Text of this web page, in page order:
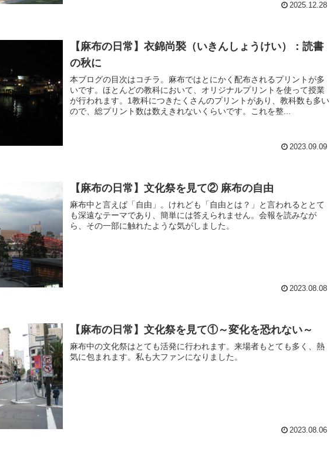
2025.12.28
【麻布の日常】衣錦尚褧（いきんしょうけい）：読書
の秋に
本ブログの目次はコチラ。麻布ではとにかく配布されるプリントが多
いです。ほとんどの教科において、オリジナルプリントを使って授業
が行われます。1教科につきたくさんのプリントがあり、教科数も多い
ので、総プリント数は数えきれないくらいです。これを整...
2023.09.09
【麻布の日常】文化祭を見て② 麻布の自由
麻布中と言えば「自由」。けれども「自由とは？」と言われるととて
も深遠なテーマであり、簡単には答えられません。会報を読みなが
ら、その一部に触れたような気がしました。
2023.08.08
【麻布の日常】文化祭を見て①～変化を恐れない～
麻布中の文化祭はとても活発に行われます。来場者もとても多く、熱
気に包まれます。私も大ファンになりました。
2023.08.06